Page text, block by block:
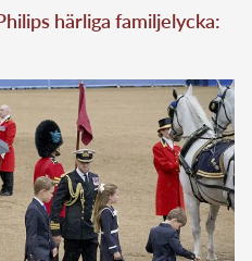
härliga familjelycka: